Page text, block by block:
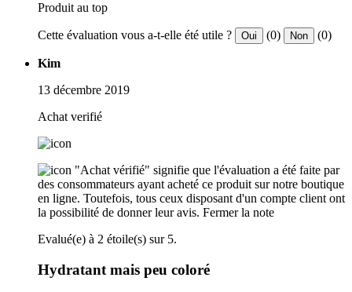
Produit au top
Cette évaluation vous a-t-elle été utile ? Oui (0) Non (0)
Kim
13 décembre 2019
Achat verifié
"Achat vérifié" signifie que l'évaluation a été faite par
des consommateurs ayant acheté ce produit sur notre boutique
en ligne. Toutefois, tous ceux disposant d'un compte client ont
la possibilité de donner leur avis. Fermer la note
Evalué(e) à 2 étoile(s) sur 5.
Hydratant mais peu coloré